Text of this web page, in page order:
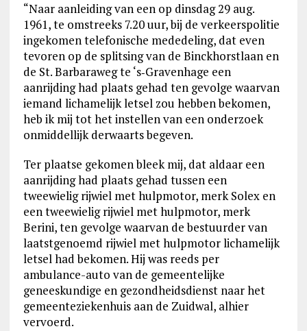
“Naar aanleiding van een op dinsdag 29 aug.
1961, te omstreeks 7.20 uur, bij de verkeerspolitie
ingekomen telefonische mededeling, dat even
tevoren op de splitsing van de Binckhorstlaan en
de St. Barbaraweg te ‘s‑Gravenhage een
aanrijding had plaats gehad ten gevolge waarvan
iemand lichamelijk letsel zou hebben bekomen,
heb ik mij tot het instellen van een onderzoek
onmiddellijk derwaarts begeven.
Ter plaatse gekomen bleek mij, dat aldaar een
aanrijding had plaats gehad tussen een
tweewielig rijwiel met hulpmotor, merk Solex en
een tweewielig rijwiel met hulpmotor, merk
Berini, ten gevolge waarvan de bestuurder van
laatstgenoemd rijwiel met hulpmotor lichamelijk
letsel had bekomen. Hij was reeds per
ambulance-auto van de gemeentelijke
geneeskundige en gezondheidsdienst naar het
gemeenteziekenhuis aan de Zuidwal, alhier
vervoerd.